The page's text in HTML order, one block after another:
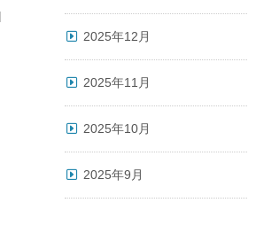
2025年12月
2025年11月
2025年10月
2025年9月